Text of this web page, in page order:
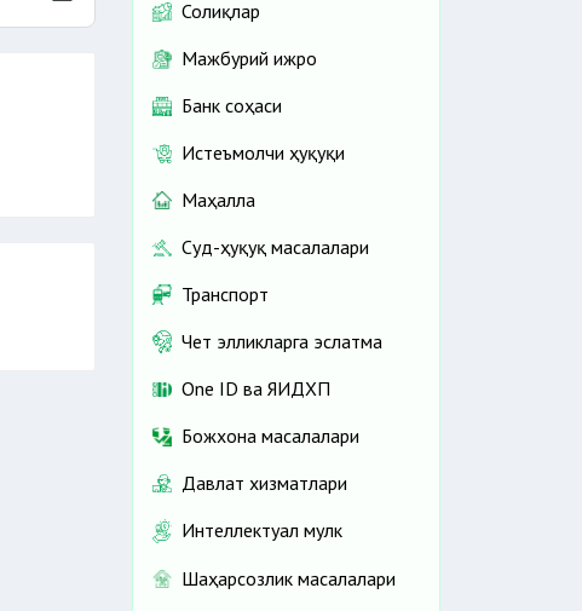
Солиқлар
Мажбурий ижро
Банк соҳаси
Истеъмолчи ҳуқуқи
Маҳалла
Суд-ҳуқуқ масалалари
Транспорт
Чет элликларга эслатма
One ID ва ЯИДХП
Божхона масалалари
Давлат хизматлари
Интеллектуал мулк
Шаҳарсозлик масалалари